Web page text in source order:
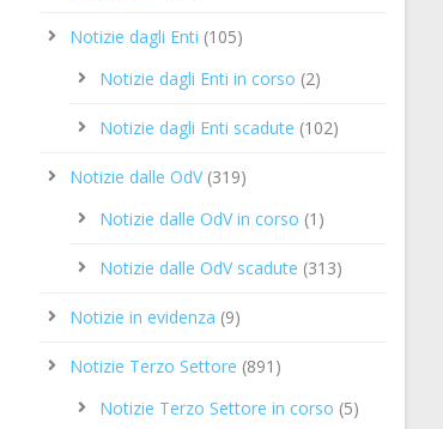
Notizie dagli Enti (105)
Notizie dagli Enti in corso (2)
Notizie dagli Enti scadute (102)
Notizie dalle OdV(319)
Notizie dalle OdV in corso (1)
Notizie dalle OdV scadute (313)
Notizie in evidenza (9)
Notizie Terzo Settore (891)
Notizie Terzo Settore in corso (5)